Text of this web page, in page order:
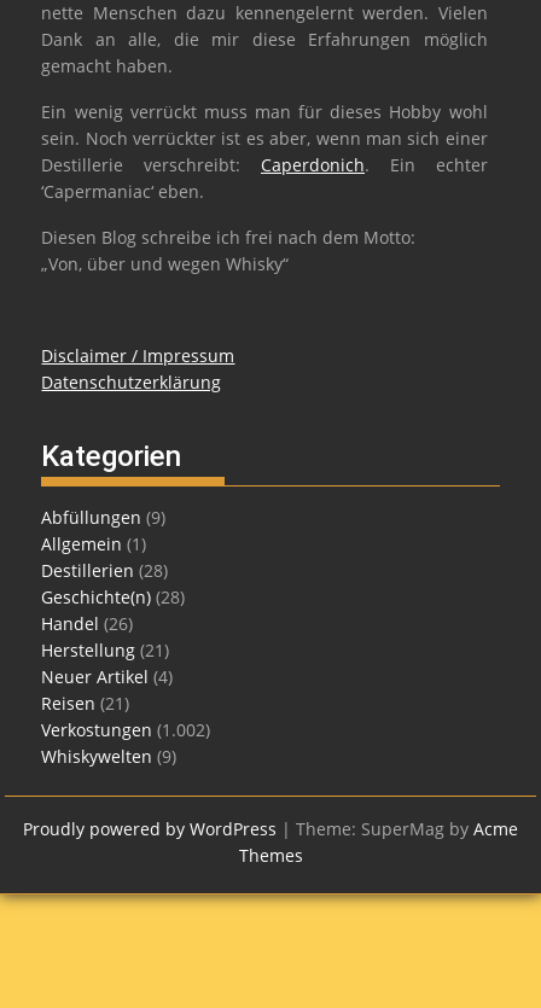
nette Menschen dazu kennengelernt werden. Vielen
Dank an alle, die mir diese Erfahrungen möglich
gemacht haben.
Ein wenig verrückt muss man für dieses Hobby wohl
sein. Noch verrückter ist es aber, wenn man sich einer
Destillerie verschreibt: Caperdonich. Ein echter
‘Capermaniac‘ eben.
Diesen Blog schreibe ich frei nach dem Motto:
„Von, über und wegen Whisky“
Disclaimer / Impressum
Datenschutzerklärung
Kategorien
Abfüllungen (9)
Allgemein (1)
Destillerien (28)
Geschichte(n) (28)
Handel (26)
Herstellung (21)
Neuer Artikel (4)
Reisen (21)
Verkostungen (1.002)
Whiskywelten (9)
Proudly powered by WordPress | Theme: SuperMag by Acme
Themes